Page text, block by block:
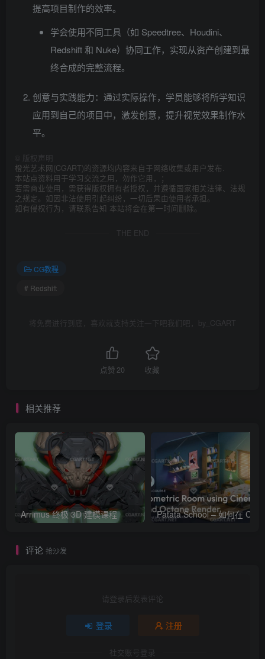
提高项目制作的效率。
学会使用不同工具（如 Speedtree、Houdini、
Redshift 和 Nuke）协同工作，实现从资产创建到最
终合成的完整流程。
创意与实践能力：通过实际操作，学员能够将所学知识
应用到自己的项目中，激发创意，提升视觉效果制作水
平。
版权声明
橙光艺术网(CGART)的资源均内容来自于网络收集或用户发布.
本站点资料用于学习交流之用，勿作它用，；
若需商业使用，需获得版权拥有者授权，并遵循国家相关法律、法规
之规定。如因非法使用引起纠纷，一切后果由使用者承担。
如有侵权行为，请联系告知 本站将会在第一时间删除。
THE END
CG教程
# Redshift
将免费进行到底，喜欢就支持关注一下吧我们吧，by_CGART
点赞20 收藏
相关推荐
Arrimus 终极 3D 建模课程
评论 抢沙发
请登录后发表评论
登录 注册
社交账号登录